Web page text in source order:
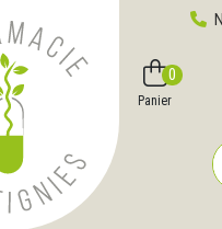
Votre pharmacie en
Favoris Panier
0